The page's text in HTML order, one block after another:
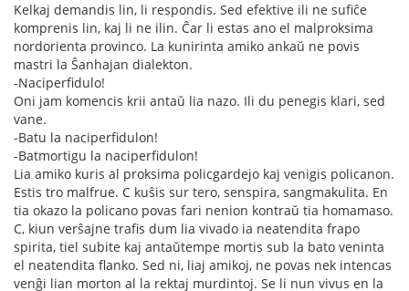
Kelkaj demandis lin, li respondis. Sed efektive ili ne sufiĉe
komprenis lin, kaj li ne ilin. Ĉar li estas ano el malproksima
nordorienta provinco. La kunirinta amiko ankaŭ ne povis
mastri la Ŝanhajan dialekton.
-Naciperfidulo!
Oni jam komencis krii antaŭ lia nazo. Ili du penegis klari, sed
vane.
-Batu la naciperfidulon!
-Batmortigu la naciperfidulon!
Lia amiko kuris al proksima policgardejo kaj venigis policanon.
Estis tro malfrue. C kuŝis sur tero, senspira, sangmakulita. En
tia okazo la policano povas fari nenion kontraŭ tia homamaso.
C, kiun verŝajne trafis dum lia vivado ia neatendita frapo
spirita, tiel subite kaj antaŭtempe mortis sub la bato veninta
el neatendita flanko. Sed ni, liaj amikoj, ne povas nek intencas
venĝi lian morton al la rektaj murdintoj. Se li nun vivus en la